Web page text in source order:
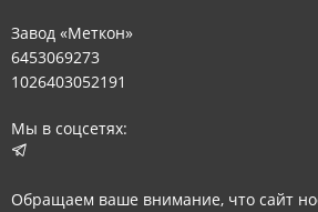
Завод «Меткон»
6453069273
1026403052191
Мы в соцсетях:
Обращаем ваше внимание, что сайт